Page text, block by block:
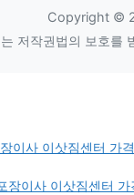
Copyright ©
저작권법의 보호를
이사 이삿짐센터
장이사 이삿짐센터